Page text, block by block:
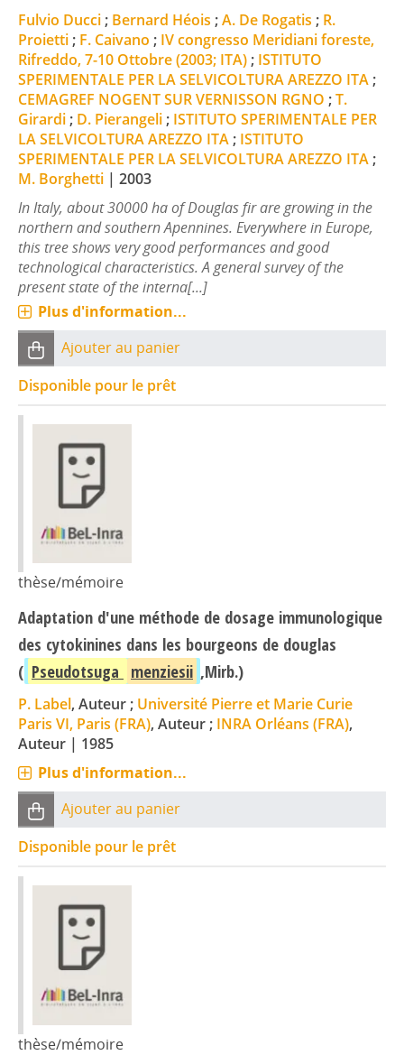
Fulvio Ducci ; Bernard Héois ;A. De Rogatis ; R.
Proietti ; F. Caivano ; IV congresso Meridiani foreste,
Rifreddo, 7-10 Ottobre (2003; ITA) ; ISTITUTO
SPERIMENTALE PER LA SELVICOLTURA AREZZO ITA ;
CEMAGREF NOGENT SUR VERNISSON RGNO ;T.
Girardi ; D. Pierangeli ; ISTITUTO SPERIMENTALE PER
LA SELVICOLTURA AREZZO ITA ; ISTITUTO
SPERIMENTALE PER LA SELVICOLTURA AREZZO ITA ;
M. Borghetti | 2003
In Italy, about 30000 ha of Douglas fir are growing in the
northern and southern Apennines. Everywhere in Europe,
this tree shows very good performances and good
technological characteristics. A general survey of the
present state of the interna[...]
Plus d'information...
Ajouter au panier
Disponible pour le prêt
thèse/mémoire
Adaptation d'une méthode de dosage immunologique
des cytokinines dans les bourgeons de douglas
( Pseudotsuga menziesii ,Mirb.)
P. Label, Auteur ; Université Pierre et Marie Curie
Paris VI, Paris (FRA), Auteur ; INRA Orléans (FRA),
Auteur | 1985
Plus d'information...
Ajouter au panier
Disponible pour le prêt
thèse/mémoire